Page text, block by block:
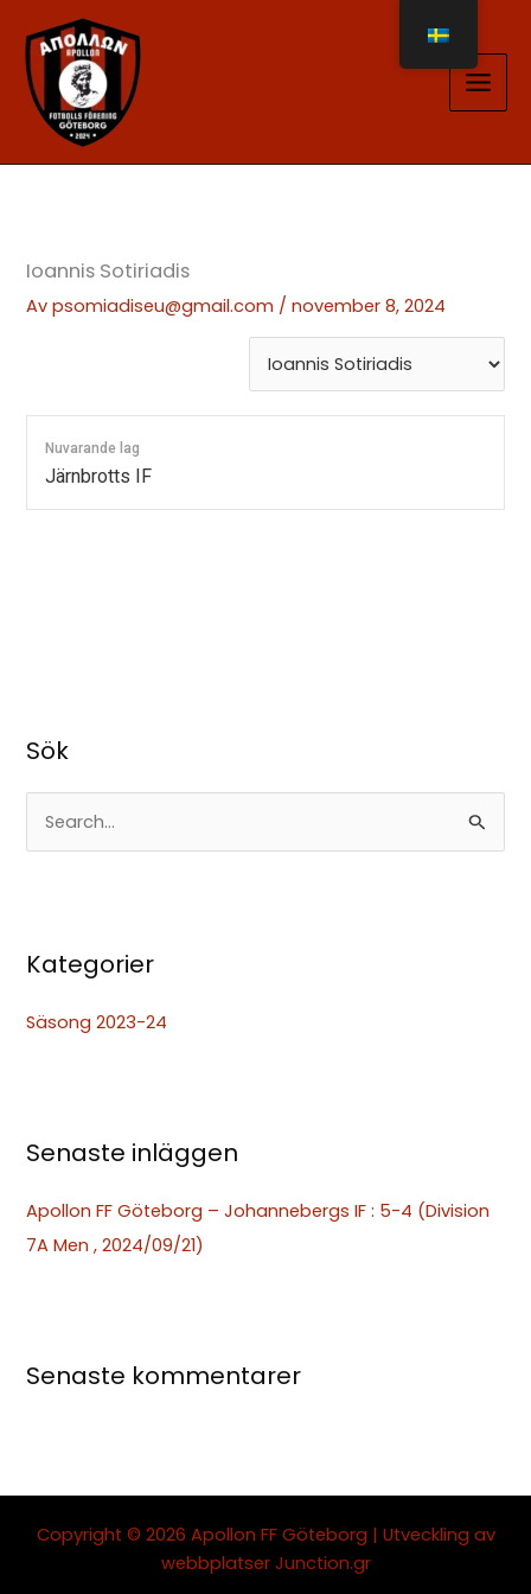
innehåll
Ioannis Sotiriadis
Avpsomiadiseu@gmail.com /november 8, 2024
Nuvarande lag
Järnbrotts IF
Sök
ö
f
e
Kategorier
Säsong 2023-24
Senaste inläggen
Apollon FF Göteborg – Johannebergs IF : 5-4 (Division
7A Men , 2024/09/21)
Senaste kommentarer
Copyright © 2026 Apollon FF Göteborg | Utveckling av
webbplatser Junction.gr